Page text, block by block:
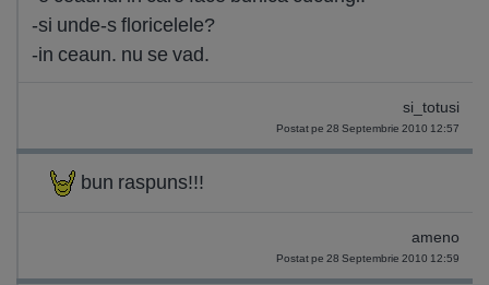
-si unde-s floricelele?
-in ceaun. nu se vad.
si_totusi
Postat pe 28 Septembrie 2010 12:57
bun raspuns!!!
ameno
Postat pe 28 Septembrie 2010 12:59